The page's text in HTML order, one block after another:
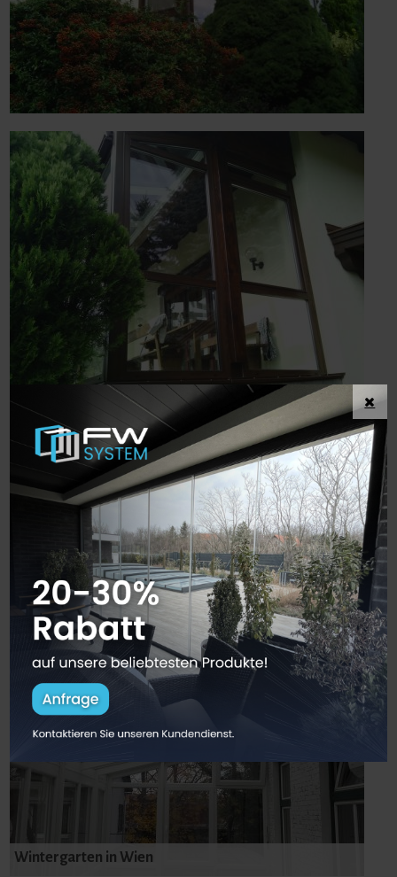
Für eine Anfragestellung füllen Sie
unseren online Fragebogen aus!
Referenz Arbeiten
Wintergarten in Wien